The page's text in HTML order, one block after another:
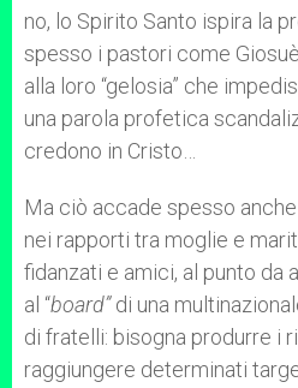
no, lo Spirito Santo ispira la
spesso i pastori come
alla loro “gelosia” che
una parola profetica
credono in Cristo…
Ma ciò accade spesso
nei rapporti tra moglie e
fidanzati e amici, al punto da
al “board”di una
di fratelli: bisogna produrre i
raggiungere determinati